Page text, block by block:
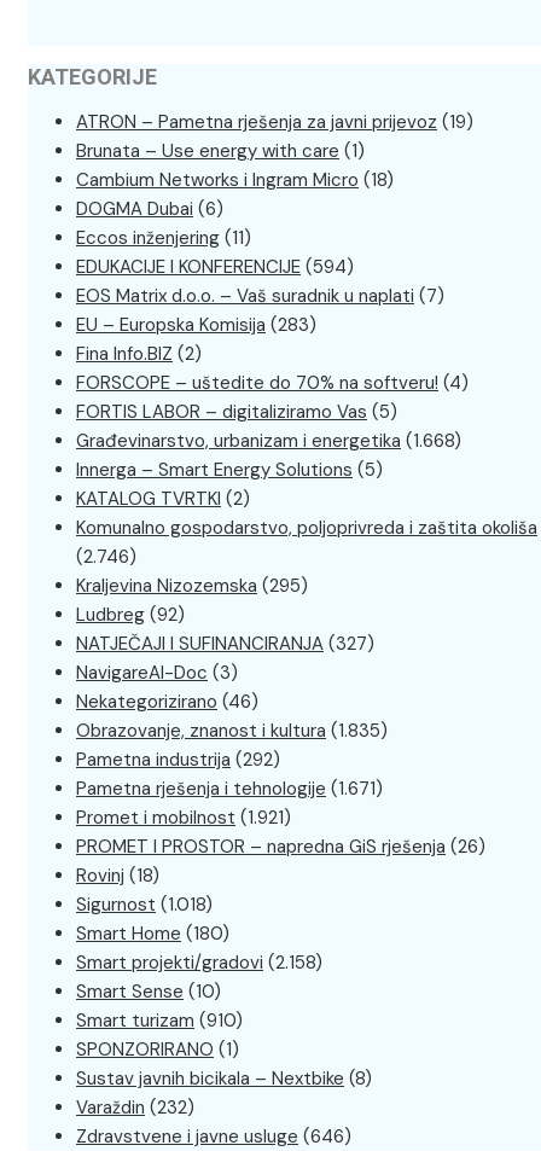
KATEGORIJE
ATRON – Pametna rješenja za javni prijevoz (19)
Brunata – Use energy with care (1)
Cambium Networks i Ingram Micro (18)
DOGMA Dubai (6)
Eccos inženjering (11)
EDUKACIJE I KONFERENCIJE (594)
EOS Matrix d.o.o. – Vaš suradnik u naplati (7)
EU – Europska Komisija (283)
Fina Info.BIZ (2)
FORSCOPE – uštedite do 70% na softveru! (4)
FORTIS LABOR – digitaliziramo Vas (5)
Građevinarstvo, urbanizam i energetika (1.668)
Innerga – Smart Energy Solutions (5)
KATALOG TVRTKI (2)
Komunalno gospodarstvo, poljoprivreda i zaštita okoliša
(2.746)
Kraljevina Nizozemska (295)
Ludbreg (92)
NATJEČAJI I SUFINANCIRANJA (327)
NavigareAI-Doc (3)
Nekategorizirano (46)
Obrazovanje, znanost i kultura (1.835)
Pametna industrija (292)
Pametna rješenja i tehnologije (1.671)
Promet i mobilnost (1.921)
PROMET I PROSTOR – napredna GiS rješenja (26)
Rovinj (18)
Sigurnost (1.018)
Smart Home (180)
Smart projekti/gradovi (2.158)
Smart Sense (10)
Smart turizam (910)
SPONZORIRANO (1)
Sustav javnih bicikala – Nextbike (8)
Varaždin (232)
Zdravstvene i javne usluge (646)